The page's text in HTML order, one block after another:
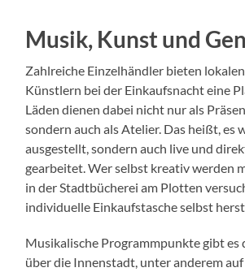
Musik, Kunst und
Zahlreiche Einzelhändler bieten
Künstlern bei der Einkaufsnacht eine
Läden dienen dabei nicht nur als
sondern auch als Atelier. Das heißt, es
ausgestellt, sondern auch live und
gearbeitet. Wer selbst kreativ werden
in der Stadtbücherei am Plotten
individuelle Einkaufstasche selbst
Musikalische Programmpunkte gibt es
über die Innenstadt, unter anderem